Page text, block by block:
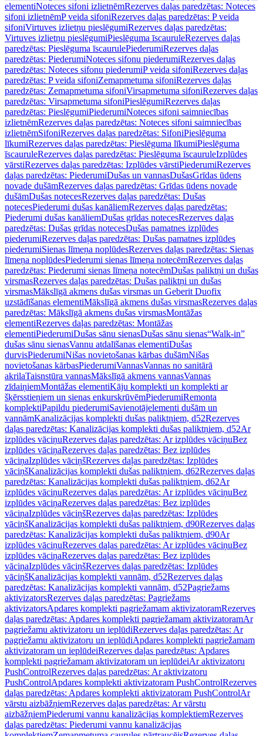
elementiNoteces sifoni izlietnēmRezerves daļas paredzētas: Noteces
sifoni izlietnēmP veida sifoniRezerves daļas paredzētas: P veida
sifoniVirtuves izlietņu pieslēgumiRezerves daļas paredzētas:
Virtuves izlietņu pieslēgumiPieslēguma īscauruleRezerves daļas
paredzētas: Pieslēguma īscaurulePiederumiRezerves daļas
paredzētas: PiederumiNoteces sifonu piederumiRezerves daļas
paredzētas: Noteces sifonu piederumiP veida sifoniRezerves daļas
paredzētas: P veida sifoniZemapmetuma sifoniRezerves daļas
paredzētas: Zemapmetuma sifoniVirsapmetuma sifoniRezerves daļas
paredzētas: Virsapmetuma sifoniPieslēgumiRezerves daļas
paredzētas: PieslēgumiPiederumiNoteces sifoni saimniecības
izlietnēmRezerves daļas paredzētas: Noteces sifoni saimniecības
izlietnēmSifoniRezerves daļas paredzētas: SifoniPieslēguma
līkumiRezerves daļas paredzētas: Pieslēguma līkumiPieslēguma
īscauruleRezerves daļas paredzētas: Pieslēguma īscauruleIzplūdes
vārstiRezerves daļas paredzētas: Izplūdes vārstiPiederumiRezerves
daļas paredzētas: PiederumiDušas un vannasDušasGrīdas ūdens
novade dušāmRezerves daļas paredzētas: Grīdas ūdens novade
dušāmDušas notecesRezerves daļas paredzētas: Dušas
notecesPiederumi dušas kanāliemRezerves daļas paredzētas:
Piederumi dušas kanāliemDušas grīdas notecesRezerves daļas
paredzētas: Dušas grīdas notecesDušas pamatnes izplūdes
piederumiRezerves daļas paredzētas: Dušas pamatnes izplūdes
piederumiSienas līmeņa noplūdesRezerves daļas paredzētas: Sienas
līmeņa noplūdesPiederumi sienas līmeņa notecēmRezerves daļas
paredzētas: Piederumi sienas līmeņa notecēmDušas paliktņi un dušas
virsmasRezerves daļas paredzētas: Dušas paliktņi un dušas
virsmasMākslīgā akmens dušas virsmas un Geberit Duofix
uzstādīšanas elementiMākslīgā akmens dušas virsmasRezerves daļas
paredzētas: Mākslīgā akmens dušas virsmasMontāžas
elementiRezerves daļas paredzētas: Montāžas
elementiPiederumiDušas sānu sienasDušas sānu sienas“Walk-in”
dušas sānu sienasVannu atdalīšanas elementiDušas
durvisPiederumiNišas novietošanas kārbas dušāmNišas
novietošanas kārbasPiederumiVannasVannas no sanitārā
akrilaTaisnstūra vannasMākslīgā akmens vannasVannas
zīdaiņiemMontāžas elementiKāju komplekti un komplekti ar
šķērsstieņiem un sienas enkurskrūvēmPiederumiRemonta
komplektiPapildu piederumiSavienotājelementi dušām un
vannāmKanalizācijas komplekti dušas paliktņiem, d52Rezerves
daļas paredzētas: Kanalizācijas komplekti dušas paliktņiem, d52Ar
izplūdes vāciņuRezerves daļas paredzētas: Ar izplūdes vāciņuBez
izplūdes vāciņaRezerves daļas paredzētas: Bez izplūdes
vāciņaIzplūdes vāciņšRezerves daļas paredzētas: Izplūdes
vāciņšKanalizācijas komplekti dušas paliktņiem, d62Rezerves daļas
paredzētas: Kanalizācijas komplekti dušas paliktņiem, d62Ar
izplūdes vāciņuRezerves daļas paredzētas: Ar izplūdes vāciņuBez
izplūdes vāciņaRezerves daļas paredzētas: Bez izplūdes
vāciņaIzplūdes vāciņšRezerves daļas paredzētas: Izplūdes
vāciņšKanalizācijas komplekti dušas paliktņiem, d90Rezerves daļas
paredzētas: Kanalizācijas komplekti dušas paliktņiem, d90Ar
izplūdes vāciņuRezerves daļas paredzētas: Ar izplūdes vāciņuBez
izplūdes vāciņaRezerves daļas paredzētas: Bez izplūdes
vāciņaIzplūdes vāciņšRezerves daļas paredzētas: Izplūdes
vāciņšKanalizācijas komplekti vannām, d52Rezerves daļas
paredzētas: Kanalizācijas komplekti vannām, d52Pagriežams
aktivizatorsRezerves daļas paredzētas: Pagriežams
aktivizatorsApdares komplekti pagriežamam aktivizatoramRezerves
daļas paredzētas: Apdares komplekti pagriežamam aktivizatoramAr
pagriežamu aktivizatoru un ieplūdiRezerves daļas paredzētas: Ar
pagriežamu aktivizatoru un ieplūdiApdares komplekti pagriežamam
aktivizatoram un ieplūdeiRezerves daļas paredzētas: Apdares
komplekti pagriežamam aktivizatoram un ieplūdeiAr aktivizatoru
PushControlRezerves daļas paredzētas: Ar aktivizatoru
PushControlApdares komplekti aktivizatoram PushControlRezerves
daļas paredzētas: Apdares komplekti aktivizatoram PushControlAr
vārstu aizbāžņiemRezerves daļas paredzētas: Ar vārstu
aizbāžņiemPiederumi vannu kanalizācijas komplektiemRezerves
daļas paredzētas: Piederumi vannu kanalizācijas